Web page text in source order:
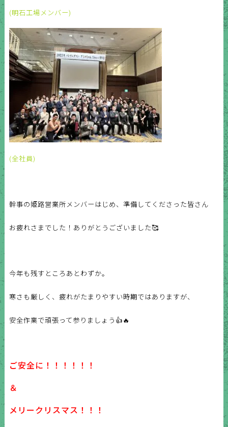
(明石工場メンバー)
(全社員)
幹事の姫路営業所メンバーはじめ、準備してくださった皆さん
お疲れさまでした！ありがとうございました🥰
今年も残すところあとわずか。
寒さも厳しく、疲れがたまりやすい時期ではありますが、
安全作業で頑張って参りましょう👍🔥
ご安全に！！！！！！
＆
メリークリスマス！！！